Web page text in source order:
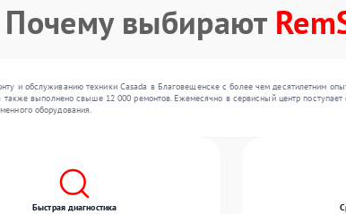
Почему выбирают
и обслуживанию техники Casada в Благовещенске с более чем десятилетним
выполнено свыше 12 000 ремонтов. Ежемесячно в сервисный центр
оборудования.
Быстрая диагностика